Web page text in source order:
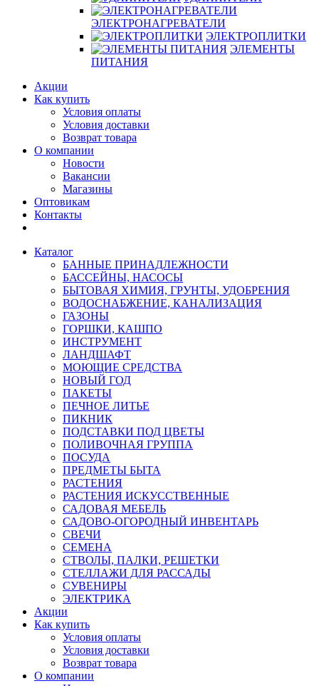
ЭЛЕКТРОНАГРЕВАТЕЛИ
ЭЛЕКТРОПЛИТКИ
ЭЛЕМЕНТЫ
ПИТАНИЯ
Акции
Как купить
Условия оплаты
Условия доставки
Возврат товара
О компании
Новости
Вакансии
Магазины
Оптовикам
Контакты
Каталог
БАННЫЕ ПРИНАДЛЕЖНОСТИ
БАССЕЙНЫ, НАСОСЫ
БЫТОВАЯ ХИМИЯ, ГРУНТЫ, УДОБРЕНИЯ
ВОДОСНАБЖЕНИЕ, КАНАЛИЗАЦИЯ
ГАЗОНЫ
ГОРШКИ, КАШПО
ИНСТРУМЕНТ
ЛАНДШАФТ
МОЮЩИЕ СРЕДСТВА
НОВЫЙ ГОД
ПАКЕТЫ
ПЕЧНОЕ ЛИТЬЕ
ПИКНИК
ПОДСТАВКИ ПОД ЦВЕТЫ
ПОЛИВОЧНАЯ ГРУППА
ПОСУДА
ПРЕДМЕТЫ БЫТА
РАСТЕНИЯ
РАСТЕНИЯ ИСКУССТВЕННЫЕ
САДОВАЯ МЕБЕЛЬ
САДОВО-ОГОРОДНЫЙ ИНВЕНТАРЬ
СВЕЧИ
СЕМЕНА
СТВОЛЫ, ПАЛКИ, РЕШЕТКИ
СТЕЛЛАЖИ ДЛЯ РАССАДЫ
СУВЕНИРЫ
ЭЛЕКТРИКА
Акции
Как купить
Условия оплаты
Условия доставки
Возврат товара
О компании